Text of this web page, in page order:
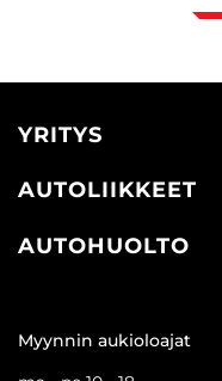
YRITYS
AUTOLIIKKEET
AUTOHUOLTO
Myynnin aukioloajat